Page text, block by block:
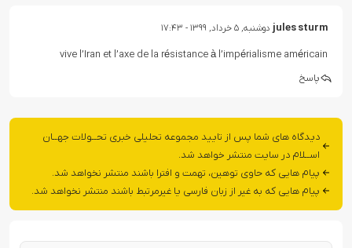
jules sturm دوشنبه, ۵ خرداد, ۱۳۹۹ - ۱۷:۴۳
vive l’Iran et l’axe de la résistance à l’impérialisme américain
پاسخ
دیدگاه های شما پس از تایید مجموعه تحلیلی خبری تحــولات جهــان
اســلام در سایت منتشر خواهد شد.
پیام هایی که حاوی توهین، تهمت و افترا باشند منتشر نخواهد شد.
پیام هایی که به غیر از زبان فارسی یا غیرمرتبط باشند منتشر نخواهد شد.